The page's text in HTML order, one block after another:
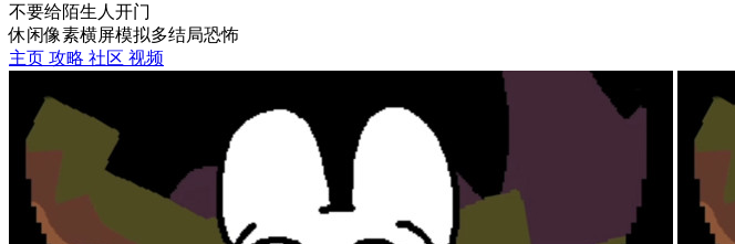
不要给陌生人开门
休闲像素横屏模拟多结局恐怖
主页 攻略 社区 视频